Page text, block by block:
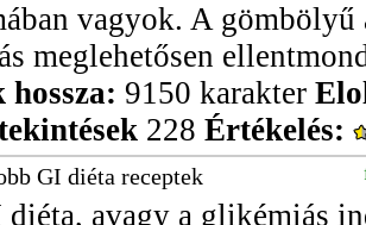
vagyok. A gömbölyű
meglehetősen
9150 karakter
228 Értékelés:
GI diéta receptek
avagy a glikémiás